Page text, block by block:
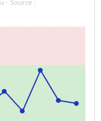
- Source :